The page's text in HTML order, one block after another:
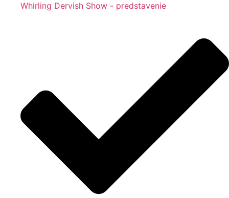
Whirling Dervish Show - predstavenie